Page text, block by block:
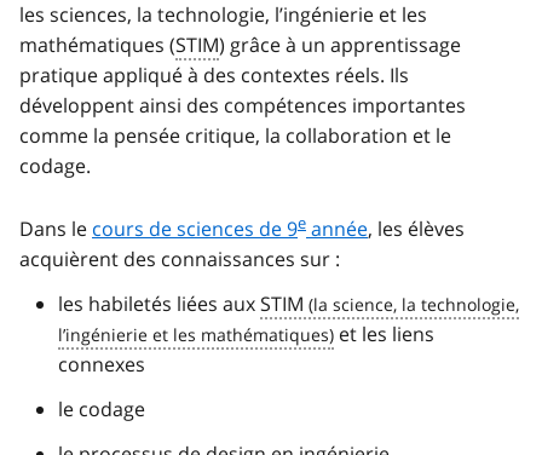
les sciences, la technologie, l’ingénierie et les
mathématiques (STIM) grâce à un apprentissage
pratique appliqué à des contextes réels. Ils
développent ainsi des compétences importantes
comme la pensée critique, la collaboration et le
codage.
Dans le cours de sciences de 9e année, les élèves
acquièrent des connaissances sur :
les habiletés liées auxSTIM
et les liens
connexes
le codage